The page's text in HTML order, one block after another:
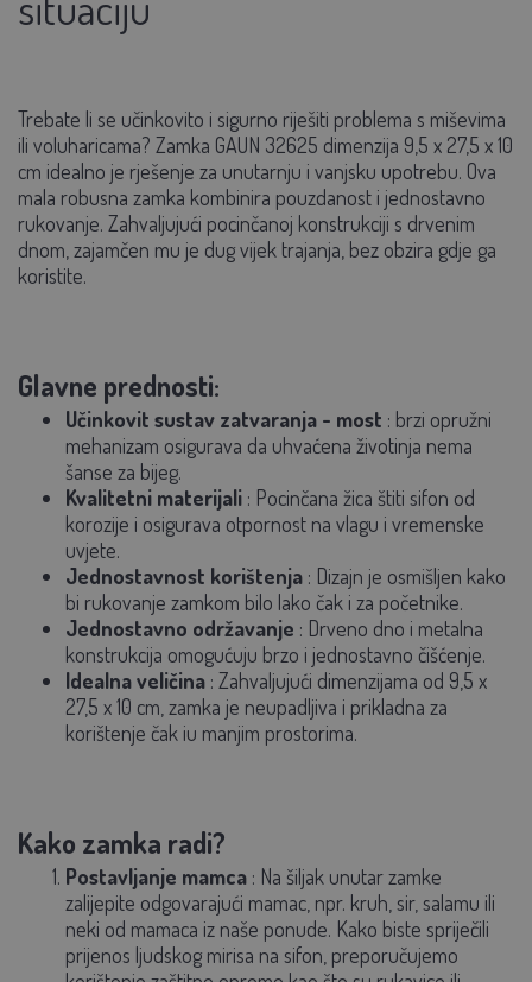
Trebate li se učinkovito i sigurno riješiti problema s miševima
ili voluharicama? Zamka GAUN 32625 dimenzija 9,5 x 27,5 x 10
cm idealno je rješenje za unutarnju i vanjsku upotrebu. Ova
mala robusna zamka kombinira pouzdanost i jednostavno
rukovanje. Zahvaljujući pocinčanoj konstrukciji s drvenim
dnom, zajamčen mu je dug vijek trajanja, bez obzira gdje ga
koristite.
Glavne prednosti:
Učinkovit sustav zatvaranja - most : brzi opružni
mehanizam osigurava da uhvaćena životinja nema
šanse za bijeg.
Kvalitetni materijali : Pocinčana žica štiti sifon od
korozije i osigurava otpornost na vlagu i vremenske
uvjete.
Jednostavnost korištenja : Dizajn je osmišljen kako
bi rukovanje zamkom bilo lako čak i za početnike.
Jednostavno održavanje : Drveno dno i metalna
konstrukcija omogućuju brzo i jednostavno čišćenje.
Idealna veličina : Zahvaljujući dimenzijama od 9,5 x
27,5 x 10 cm, zamka je neupadljiva i prikladna za
korištenje čak iu manjim prostorima.
Kako zamka radi?
Postavljanje mamca : Na šiljak unutar zamke
zalijepite odgovarajući mamac, npr. kruh, sir, salamu ili
neki od mamaca iz naše ponude. Kako biste spriječili
prijenos ljudskog mirisa na sifon, preporučujemo